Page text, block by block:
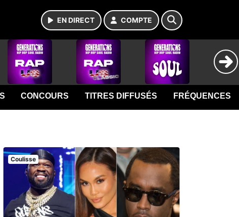
EN DIRECT COMPTE
CONCOURS TITRES DIFFUSÉS FRÉQUENCES
Coulisse